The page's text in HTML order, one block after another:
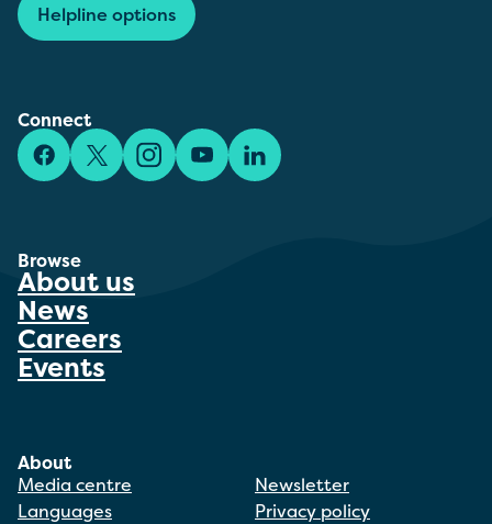
Helpline options
Connect
FacebookX/TwitterInstagramYouTubeLinkedIn
Browse
About us
News
Careers
Events
About
Media centre
Languages
Newsletter
Privacy policy